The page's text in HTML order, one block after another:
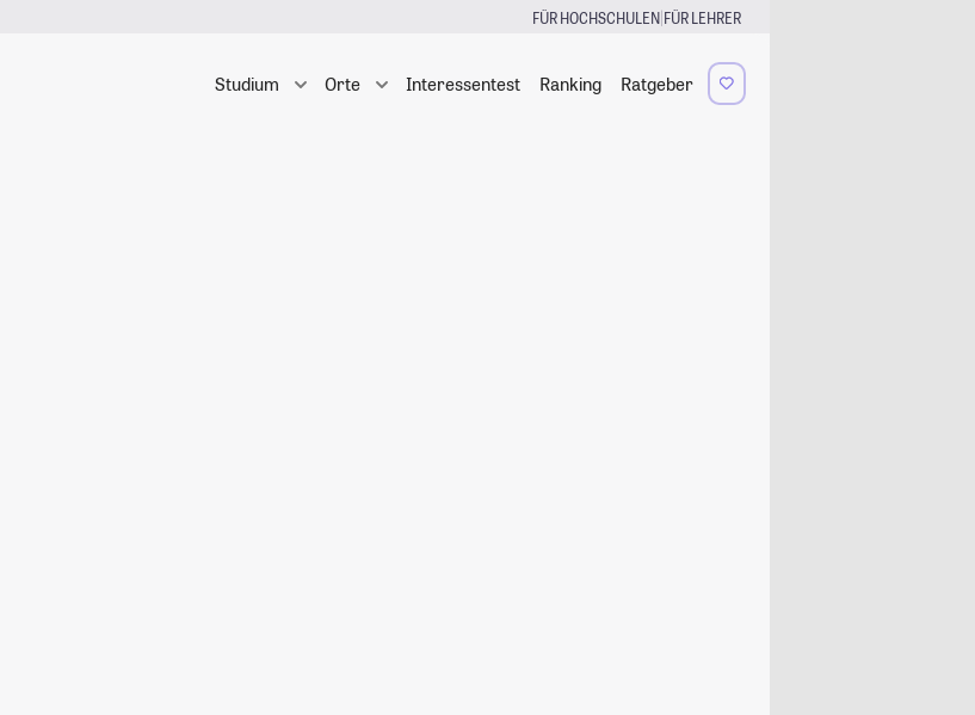
FÜR HOCHSCHULEN|FÜR LEHRER
Studium Orte Interessentest Ranking Ratgeber